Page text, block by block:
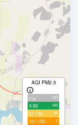
AQI PM2.5
с/д 107
0-50 143
51-100 94
101-150 3